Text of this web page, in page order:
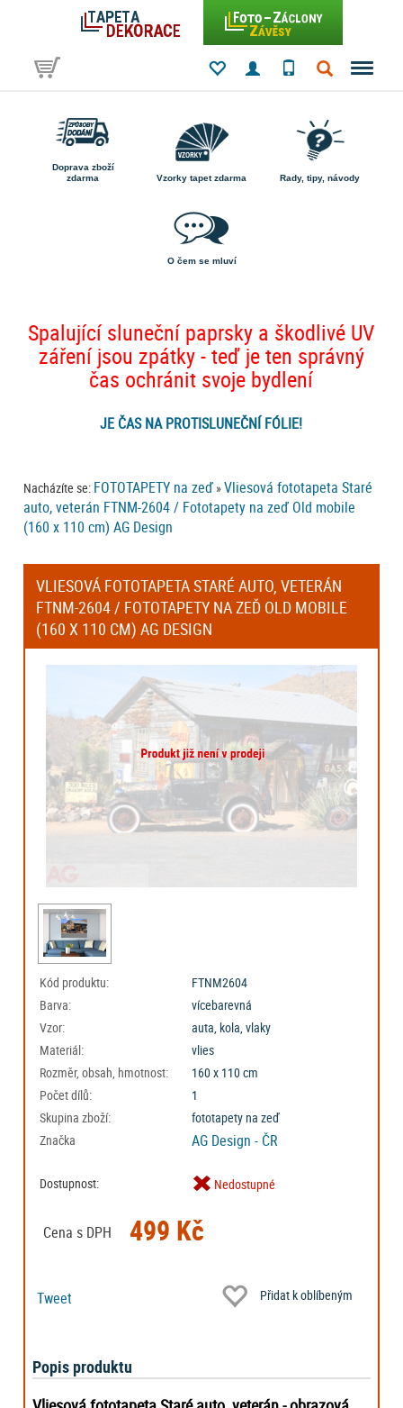
Doprava zboží
zdarma
Vzorky tapet zdarma Rady, tipy, návody
O čem se mluví
Spalující sluneční paprsky a škodlivé UV
záření jsou zpátky - teď je ten správný
čas ochránit svoje bydlení
JE ČAS NA PROTISLUNEČNÍ FÓLIE!
Nacházíte se: FOTOTAPETY na zeď »Vliesová fototapeta Staré
auto, veterán FTNM-2604 / Fototapety na zeď Old mobile
(160 x 110 cm) AG Design
VLIESOVÁ FOTOTAPETA STARÉ AUTO, VETERÁN
FTNM-2604 / FOTOTAPETY NA ZEĎ OLD MOBILE
(160 X 110 CM) AG DESIGN
Kód produktu:
FTNM2604
Barva:
vícebarevná
Vzor:
auta, kola, vlaky
Materiál:
vlies
Rozměr, obsah, hmotnost:
160 x 110 cm
Počet dílů:
1
Skupina zboží:
fototapety na zeď
Značka
AG Design - ČR
Dostupnost: Nedostupné
Cena s DPH 499 Kč
Tweet Přidat k oblíbeným
Popis produktu